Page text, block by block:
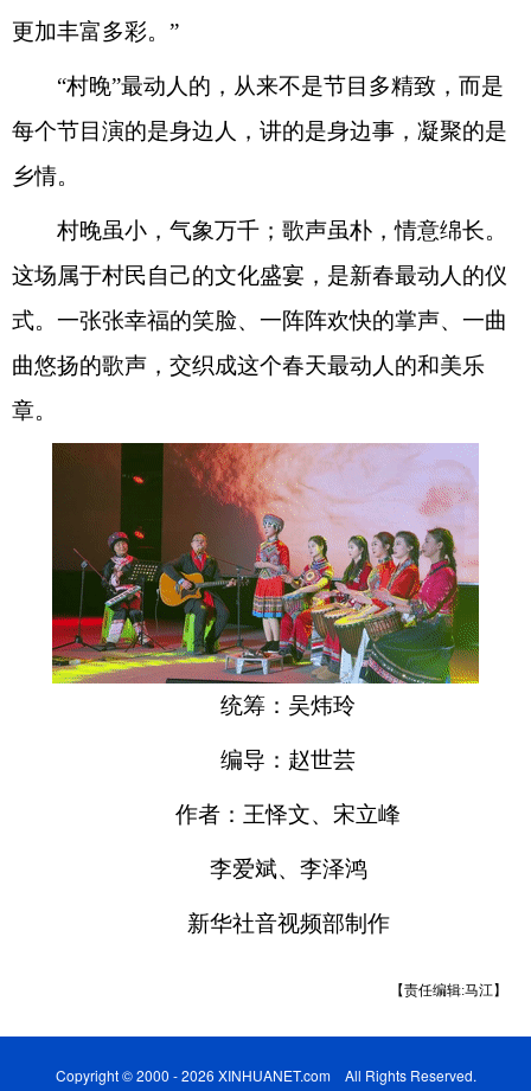
更加丰富多彩。”
“村晚”最动人的，从来不是节目多精致，而是
每个节目演的是身边人，讲的是身边事，凝聚的是
乡情。
村晚虽小，气象万千；歌声虽朴，情意绵长。
这场属于村民自己的文化盛宴，是新春最动人的仪
式。一张张幸福的笑脸、一阵阵欢快的掌声、一曲
曲悠扬的歌声，交织成这个春天最动人的和美乐
章。
统筹：吴炜玲
编导：赵世芸
作者：王怿文、宋立峰
李爱斌、李泽鸿
新华社音视频部制作
【责任编辑:马江】
Copyright © 2000 - 2026 XINHUANET.com All Rights Reserved.